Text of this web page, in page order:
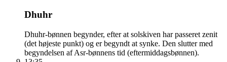
Dhuhr
Dhuhr-bønnen begynder, efter at solskiven har passeret zenit
(det højeste punkt) og er begyndt at synke. Den slutter med
begyndelsen af Asr-bønnens tid (eftermiddagsbønnen).